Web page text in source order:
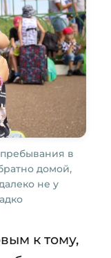
в
домой,
не у
к тому,